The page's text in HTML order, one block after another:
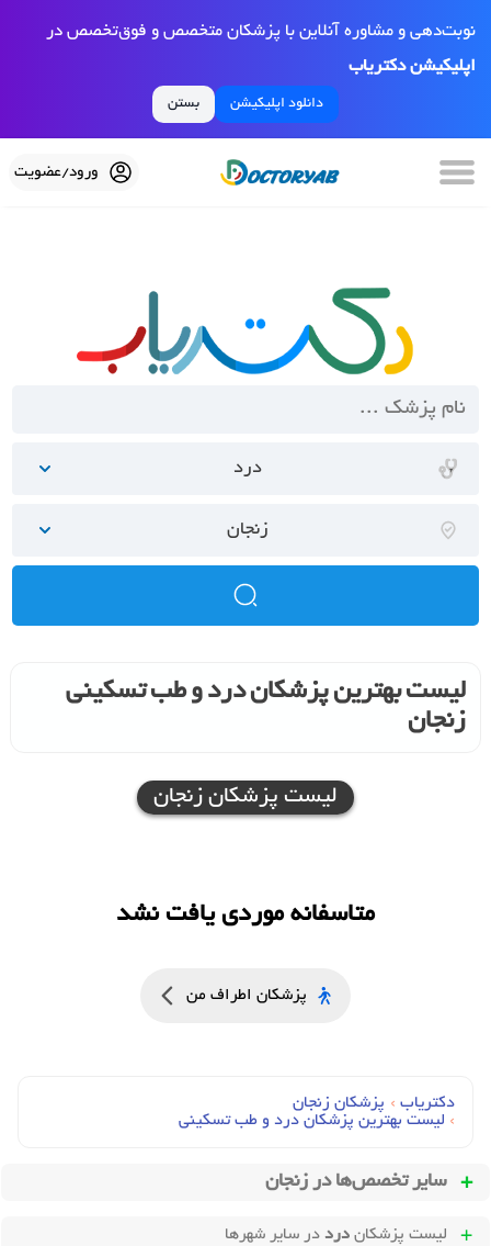
نوبت‌دهی و مشاوره آنلاین با پزشکان متخصص و فوق‌تخصص در
اپلیکیشن دکتریاب
دانلود اپلیکیشن بستن
ورود/عضویت
درد
زنجان
لیست بهترین پزشکان درد و طب تسکینی
زنجان
لیست پزشکان زنجان
متاسفانه موردی یافت نشد
پزشکان اطراف من
دکتریاب › پزشکان زنجان
› لیست بهترین پزشکان درد و طب تسکینی
سایر تخصص‌ها در زنجان
لیست پزشکان درد در سایر شهرها